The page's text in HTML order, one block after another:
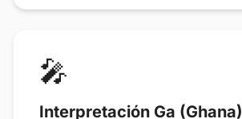
🎤
Interpretación Ga (Ghana)